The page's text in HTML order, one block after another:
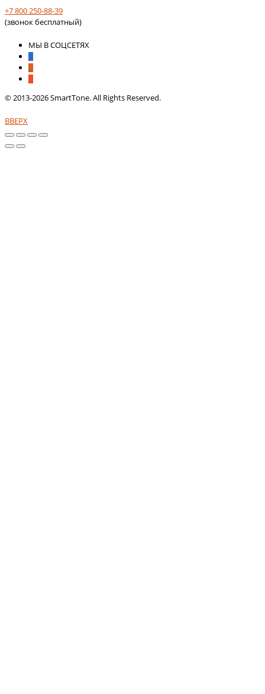
+7 800 250-88-39
(звонок бесплатный)
МЫ В СОЦСЕТЯХ
© 2013-2026 SmartTone. All Rights Reserved.
ВВЕРХ